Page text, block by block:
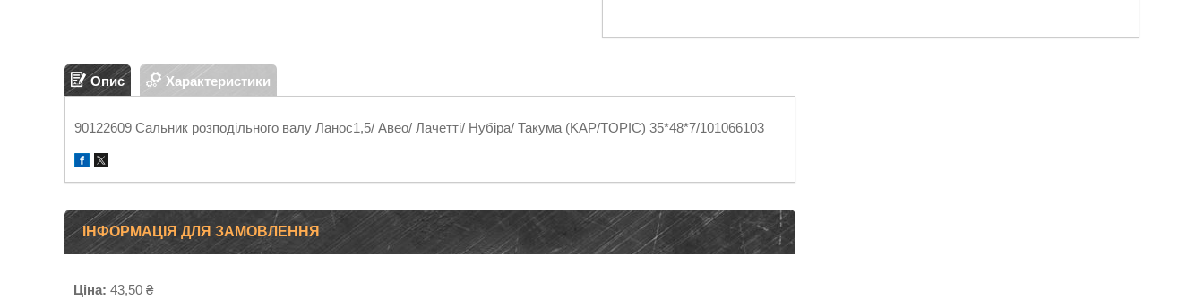
Опис Характеристики
90122609 Сальник розподільного валу Ланос1,5/ Авео/ Лачетті/ Нубіра/ Такума (KАР/TOPIC) 35*48*7/101066103
ІНФОРМАЦІЯ ДЛЯ ЗАМОВЛЕННЯ
Ціна: 43,50 ₴